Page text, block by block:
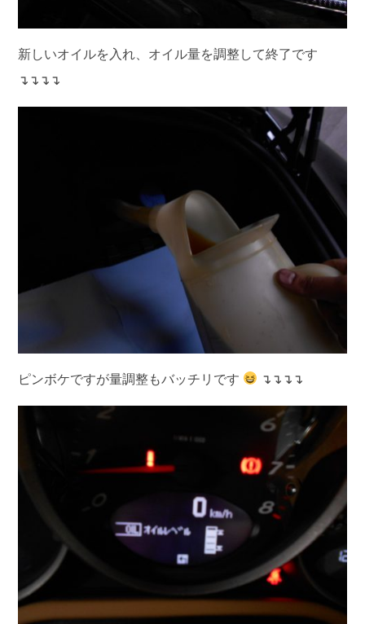
新しいオイルを入れ、オイル量を調整して終了です
↴↴↴↴
ピンボケですが量調整もバッチリです ↴↴↴↴